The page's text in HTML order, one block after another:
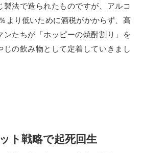
製法で造られたものですが、アルコ
より低いために酒税がかからず、高
ンたちが「ホッピーの焼酎割り」を
じの飲み物として定着していきまし
ト戦略で起死回生